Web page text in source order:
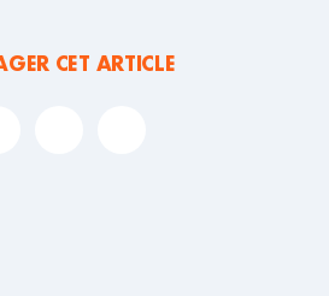
CET ARTICLE